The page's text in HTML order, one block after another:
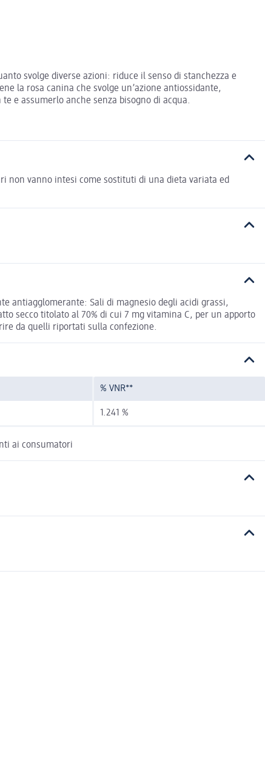
svolge diverse azioni: riduce il senso di stanchezza e
la rosa canina che svolge un’azione antiossidante,
e assumerlo anche senza bisogno di acqua.
non vanno intesi come sostituti di una dieta variata ed
antiagglomerante: Sali di magnesio degli acidi grassi,
secco titolato al 70% di cui 7 mg vitamina C, per un apporto
da quelli riportati sulla confezione.
% VNR**
1.241 %
ai consumatori